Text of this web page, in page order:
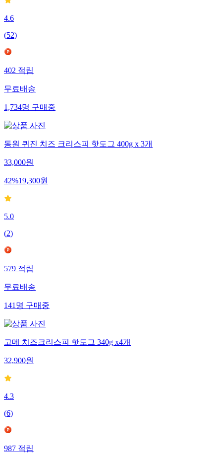
4.6
(52)
402 적립
무료배송
1,734명 구매중
동원 퀴진 치즈 크리스피 핫도그 400g x 3개
33,000원
42%19,300원
5.0
(2)
579 적립
무료배송
141 명 구매중
고메 치즈크리스피 핫도그 340g x4개
32,900원
4.3
(6)
987 적립